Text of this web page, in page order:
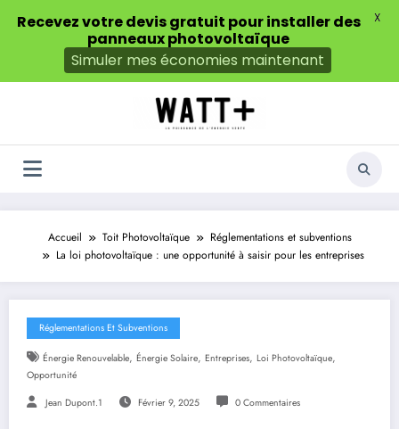
Accueil Toit Photovoltaïque
Réglementations et subventions
La loi photovoltaïque : une opportunité à saisir pour les entreprises
Réglementations Et Subventions
Énergie Renouvelable, Énergie Solaire, Entreprises, Loi Photovoltaïque,
Opportunité
Jean Dupont.1 Février 9, 2025 0 Commentaires
Recevez votre devis gratuit pour installer des
panneaux photovoltaïque
Simuler mes économies maintenant
X